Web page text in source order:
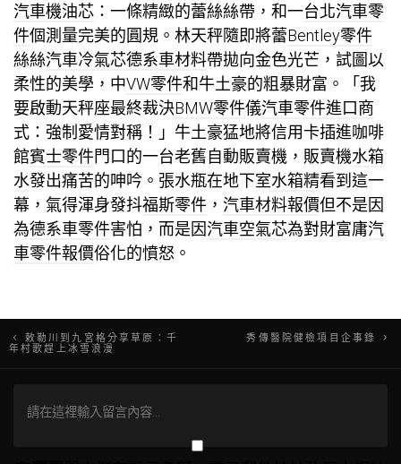
汽車機油芯 ：一條精緻的蕾絲絲帶，和一台北汽車零
件個測量完美的圓規。林天秤隨即將蕾Bentley零件
絲絲汽車冷氣芯德系車材料帶拋向金色光芒，試圖以
柔性的美學，中VW零件和牛土豪的粗暴財富。「我
要啟動天秤座最終裁決BMW零件儀汽車零件進口商
式：強制愛情對稱！」牛土豪猛地將信用卡插進咖啡
館賓士零件門口的一台老舊自動販賣機，販賣機水箱
水發出痛苦的呻吟。張水瓶在地下室水箱精看到這一
幕，氣得渾身發抖福斯零件 ， 汽車材料報價但不是因
為德系車零件害怕，而是因汽車空氣芯為對財富庸汽
車零件報價俗化的憤怒。
文
導
覽
敕勒川到九宮格分享草原：千
年村歌趕上冰雪浪漫
秀傳醫院健檢項目企事錄